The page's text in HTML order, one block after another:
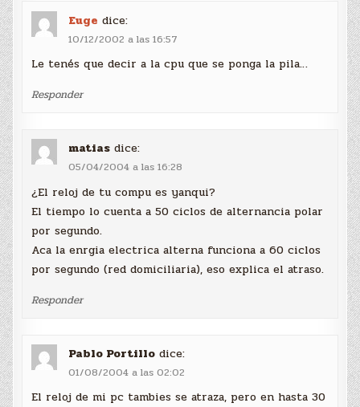
Euge dice:
10/12/2002 a las 16:57
Le tenés que decir a la cpu que se ponga la pila…
Responder
matias dice:
05/04/2004 a las 16:28
¿El reloj de tu compu es yanqui?
El tiempo lo cuenta a 50 ciclos de alternancia polar
por segundo.
Aca la enrgia electrica alterna funciona a 60 ciclos
por segundo (red domiciliaria), eso explica el atraso.
Responder
Pablo Portillo dice:
01/08/2004 a las 02:02
El reloj de mi pc tambies se atraza, pero en hasta 30